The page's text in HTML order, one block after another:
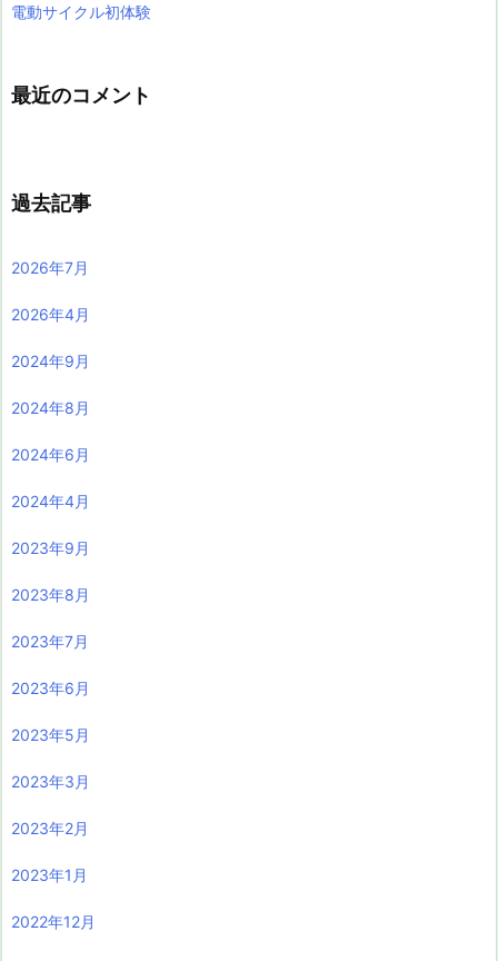
電動サイクル初体験
最近のコメント
過去記事
2026年7月
2026年4月
2024年9月
2024年8月
2024年6月
2024年4月
2023年9月
2023年8月
2023年7月
2023年6月
2023年5月
2023年3月
2023年2月
2023年1月
2022年12月